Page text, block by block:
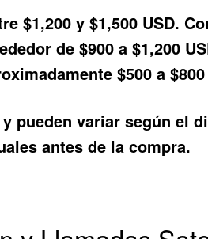
$1,200 y $1,500 USD.
de $900 a $1,200
$500 a
pueden variar según
antes de la compra.